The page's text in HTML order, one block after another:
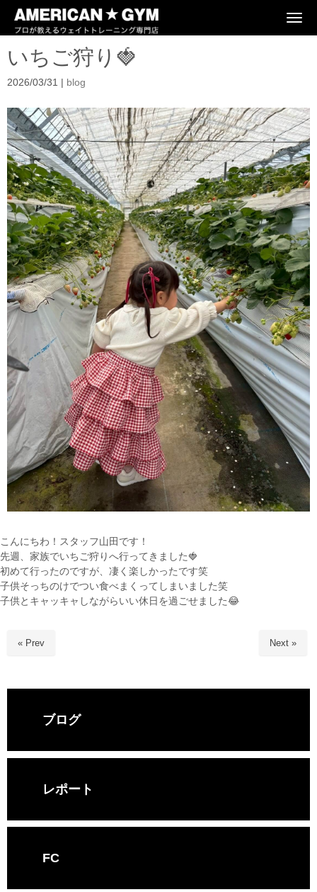
N
o
n
いちご狩り🍓
2026/03/31 | blog
こんにちわ！スタッフ山田です！
先週、家族でいちご狩りへ行ってきました🍓
初めて行ったのですが、凄く楽しかったです笑
子供そっちのけでつい食べまくってしまいました笑
子供とキャッキャしながらいい休日を過ごせました😂
« Prev Next »
ブログ
レポート
FC